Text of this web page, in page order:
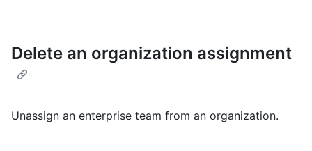
Delete an organization assignment
Unassign an enterprise team from an organization.